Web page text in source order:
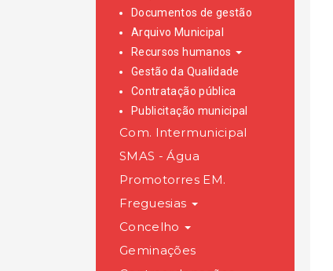
Documentos de gestão
Arquivo Municipal
Recursos humanos
Gestão da Qualidade
Contratação pública
Publicitação municipal
Com. Intermunicipal
SMAS - Água
Promotorres EM.
Freguesias
Concelho
Geminações